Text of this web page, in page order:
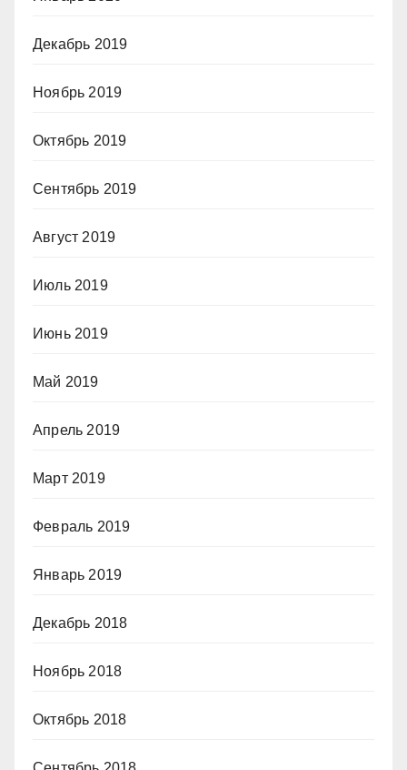
Декабрь 2019
Ноябрь 2019
Октябрь 2019
Сентябрь 2019
Август 2019
Июль 2019
Июнь 2019
Май 2019
Апрель 2019
Март 2019
Февраль 2019
Январь 2019
Декабрь 2018
Ноябрь 2018
Октябрь 2018